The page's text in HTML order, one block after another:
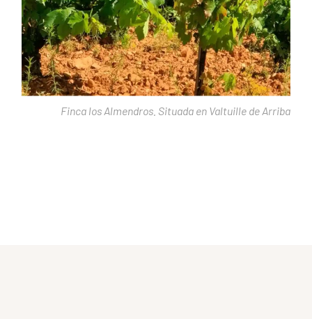
Finca los Almendros. Situada en Valtuille de Arriba